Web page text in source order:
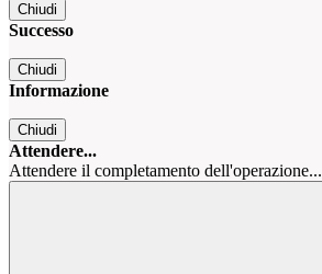
Chiudi
Successo
Chiudi
Informazione
Chiudi
Attendere...
Attendere il completamento dell'operazione...